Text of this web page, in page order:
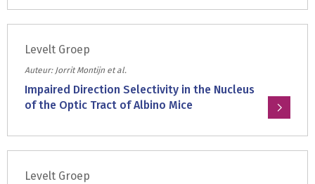
plasticity
in
mouse
cortex
require
astrocyte
Thalamic
regulation
of
ocular
plasticity
in
adult
Levelt Groep
Auteur: Jorrit Montijn et al.
Impaired Direction Selectivity in the Nucleus
of the Optic Tract of Albino Mice
Impaired
Levelt Groep